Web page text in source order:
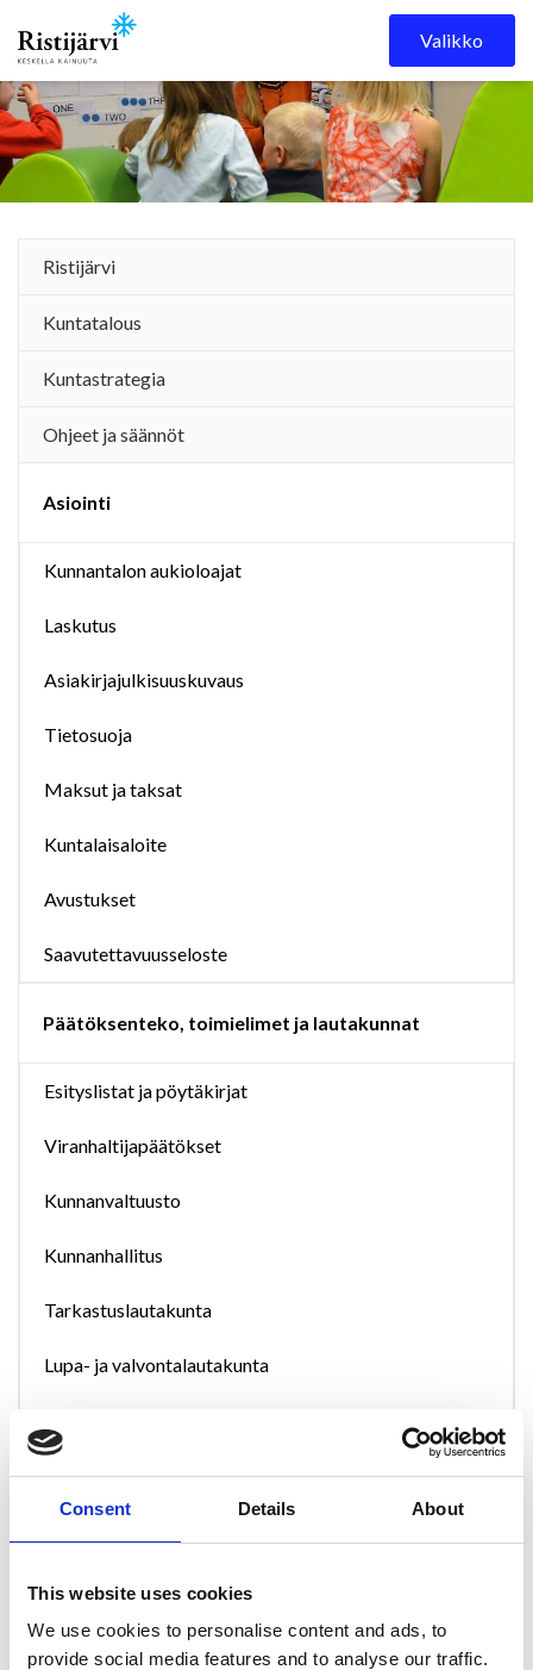
Consent Details About
This website uses cookies
We use cookies to personalise content and ads, to
provide social media features and to analyse our traffic.
Skip to content
Valikko
Ristijärvi
Kuntatalous
Kuntastrategia
Ohjeet ja säännöt
Asiointi
Kunnantalon aukioloajat
Laskutus
Asiakirjajulkisuuskuvaus
Tietosuoja
Maksut ja taksat
Kuntalaisaloite
Avustukset
Saavutettavuusseloste
Päätöksenteko, toimielimet ja lautakunnat
Esityslistat ja pöytäkirjat
Viranhaltijapäätökset
Kunnanvaltuusto
Kunnanhallitus
Tarkastuslautakunta
Lupa- ja valvontalautakunta
Elinvoimatoimikunta
Muut vaikuttamistoimielimet
Vanhusneuvosto